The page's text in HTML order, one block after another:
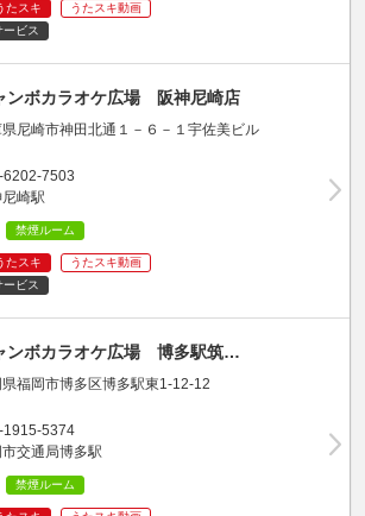
たスキ
うたスキ動画
ービス
ンボカラオケ広場 阪神尼崎店
尼崎市神田北通１－６－１宇佐美ビル
6202-7503
崎駅
禁煙ルーム
たスキ
うたスキ動画
ービス
ンボカラオケ広場 博多駅筑…
県福岡市博多区博多駅東1-12-12
1915-5374
交通局博多駅
禁煙ルーム